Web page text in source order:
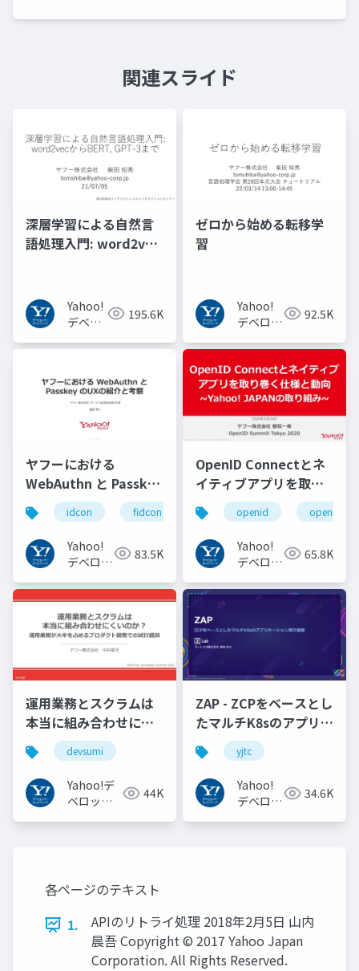
関連スライド
深層学習による自然言
語処理入門: word2vec
Yahoo!
デベロ
ネット
195.6K
ゼロから始める転移学
習
Yahoo!
デベロッ
トワーク
92.5K
ヤフーにおける
WebAuthn と Passkey
の UX の紹介と考察
#idcon #fidcon
idcon fidcon
Yahoo!
デベロッ
トワーク
83.5K
OpenID Connectとネ
イティブアプリを取り
巻く仕様と動向 Yahoo!
JAPANの取り組み
#openid
#openid_tokyo
openid
Yahoo!
デベロッ
トワーク
65.8K
運用業務とスクラムは
本当に組み合わせにく
いのか︖運用業務が大
半を占めるプロダクト
開発での試行錯誤
devsumi
Yahoo!デ
ベロッパ
44K
ZAP - ZCPをベースとし
たマルチK8sのアプリケ
ーション実行基盤
#YJTC / YJTC21 B-3
yjtc
Yahoo!
デベロッ
34.6K
各ページのテキスト
1.
APIのリトライ処理 2018年2月5日 山内
晨吾 Copyright © 2017 Yahoo Japan
Corporation. All Rights Reserved.